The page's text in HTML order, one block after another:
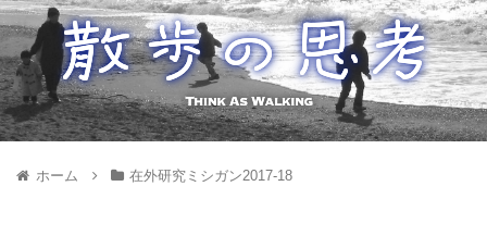
ホーム 在外研究ミシガン2017-18